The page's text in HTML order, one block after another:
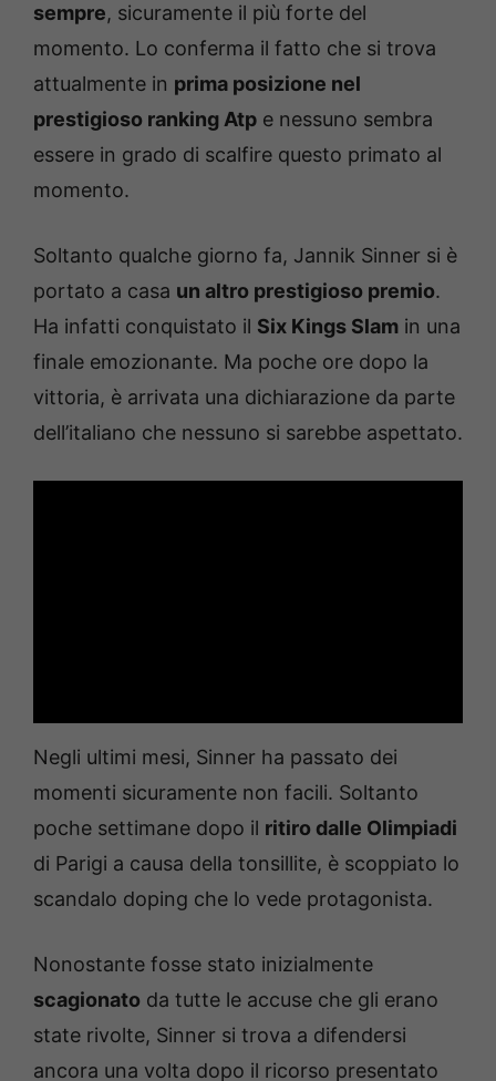
sempre, sicuramente il più forte del
momento. Lo conferma il fatto che si trova
attualmente in prima posizione nel
prestigioso ranking Atp e nessuno sembra
essere in grado di scalfire questo primato al
momento.
Soltanto qualche giorno fa, Jannik Sinner si è
portato a casa un altro prestigioso premio.
Ha infatti conquistato il Six Kings Slam in una
finale emozionante. Ma poche ore dopo la
vittoria, è arrivata una dichiarazione da parte
dell’italiano che nessuno si sarebbe aspettato.
Negli ultimi mesi, Sinner ha passato dei
momenti sicuramente non facili. Soltanto
poche settimane dopo il ritiro dalle Olimpiadi
di Parigi a causa della tonsillite, è scoppiato lo
scandalo doping che lo vede protagonista.
Nonostante fosse stato inizialmente
scagionato da tutte le accuse che gli erano
state rivolte, Sinner si trova a difendersi
ancora una volta dopo il ricorso presentato